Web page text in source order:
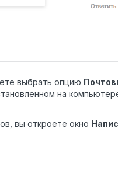
выбрать опцию
на
вы откроете окно